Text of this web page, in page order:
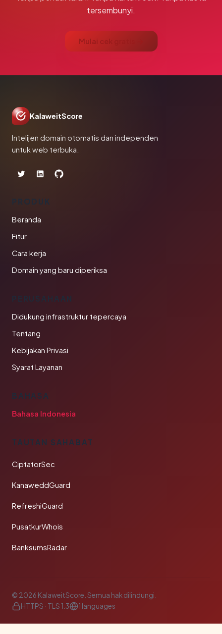
tersembunyi.
Mulai cek gratis →
KalaweitScore
Intelijen domain otomatis dan independen
untuk web terbuka.
PRODUK
Beranda
Fitur
Cara kerja
Domain yang baru diperiksa
PERUSAHAAN
Didukung infrastruktur tepercaya
Tentang
Kebijakan Privasi
Syarat Layanan
BAHASA
Bahasa Indonesia
TAUTAN SAHABAT
CiptatorSec
KanaweddGuard
RefreshiGuard
PusatkurWhois
BanksumsRadar
© 2026 KalaweitScore. Semua hak dilindungi.
HTTPS · TLS 1.3
1 languages